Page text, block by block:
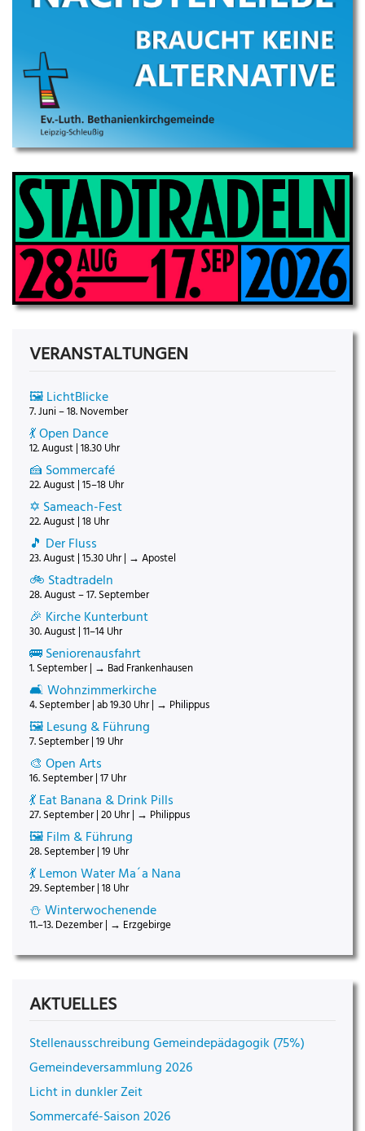
VERANSTALTUNGEN
🖼️ LichtBlicke
7. Juni – 18. November
💃 Open Dance
12. August | 18.30 Uhr
🍰 Sommercafé
22. August | 15–18 Uhr
✡️ Sameach-Fest
22. August | 18 Uhr
🎵 Der Fluss
23. August | 15.30 Uhr | → Apostel
🚲 Stadtradeln
28. August – 17. September
🎉 Kirche Kunterbunt
30. August | 11–14 Uhr
🚌 Seniorenausfahrt
1. September | → Bad Frankenhausen
🛋️ Wohnzimmerkirche
4. September | ab 19.30 Uhr | → Philippus
🖼️ Lesung & Führung
7. September | 19 Uhr
🎨 Open Arts
16. September | 17 Uhr
💃 Eat Banana & Drink Pills
27. September | 20 Uhr | → Philippus
🖼️ Film & Führung
28. September | 19 Uhr
💃 Lemon Water Ma´a Nana
29. September | 18 Uhr
⛄ Winterwochenende
11.–13. Dezember | → Erzgebirge
AKTUELLES
Stellenausschreibung Gemeindepädagogik (75%)
Gemeindeversammlung 2026
Licht in dunkler Zeit
Sommercafé-Saison 2026